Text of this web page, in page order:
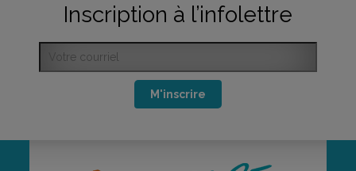
Inscription à l’infolettre
M'inscrire